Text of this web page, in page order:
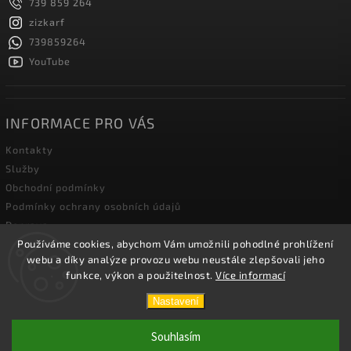
Používáme cookies, abychom Vám umožnili pohodlné prohlížení
webu a díky analýze provozu webu neustále zlepšovali jeho
funkce, výkon a použitelnost. Více informací
Nastavení
Souhlasím
zizkarf
739859264
YouTube
INFORMACE PRO VÁS
Kontakty
Služby
Obchodní podmínky
Podmínky ochrany osobních údajů
Doprava
Blog zahradní techniky
Žižka R&F s.r.o.. Všechna práva vyhrazena.
Shoptet| DesignShoptak.cz.